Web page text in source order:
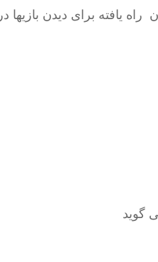
یافته برای دیدن بازیها در
گوید